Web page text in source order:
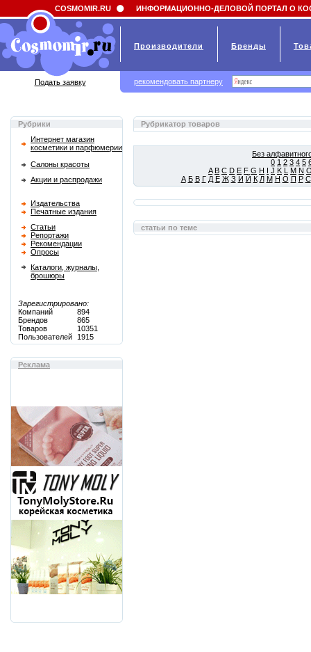
Field 'news_title' doesn't have a default value
Рубрики
Интернет магазин
косметики и парфюмерии
Салоны красоты
Акции и распродажи
Издательства
Печатные издания
Статьи
Репортажи
Рекомендации
Опросы
Каталоги, журналы,
брошюры
Зарегистрировано:
Компаний
894
Брендов
865
Товаров
10351
Пользователей
1915
Реклама
Рубрикатор товаров
Без
0 1 2 3 4 5
A B C D E F G H I J K L M N
А Б В Г Д Е Ж З И Й К Л М Н О П Р С
статьи по теме
COSMOMIR.RU ИНФОРМАЦИОННО-ДЕЛОВОЙ ПОРТАЛ О
Производители Бренды
Подать заявку рекомендовать партнеру